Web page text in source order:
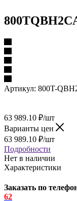
Артикул: 800T-
63 989.10 ₽/шт
Варианты цен
63 989.10 ₽/шт
Подробности
Нет в наличии
Характеристики
Заказать по
62